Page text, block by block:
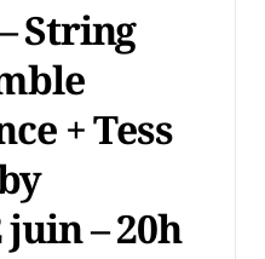
String
+ Tess
– 20h